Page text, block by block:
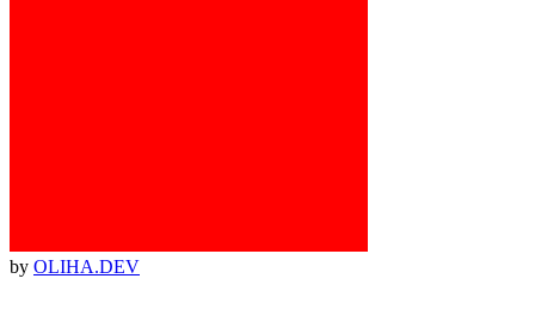
by OLIHA.DEV